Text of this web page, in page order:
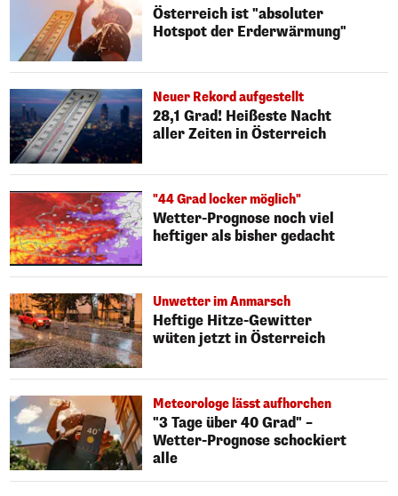
Österreich ist "absoluter
Hotspot der Erderwärmung"
Neuer Rekord aufgestellt
28,1 Grad! Heißeste Nacht
aller Zeiten in Österreich
"44 Grad locker möglich"
Wetter-Prognose noch viel
heftiger als bisher gedacht
Unwetter im Anmarsch
Heftige Hitze-Gewitter
wüten jetzt in Österreich
Meteorologe lässt aufhorchen
"3 Tage über 40 Grad" –
Wetter-Prognose schockiert
alle